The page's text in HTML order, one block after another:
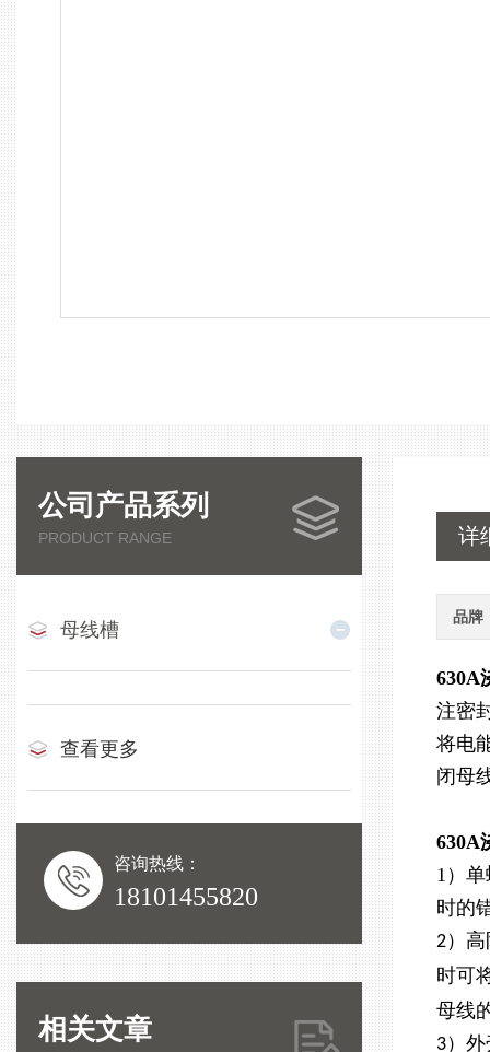
公司产品系列
PRODUCT RANGE
母线槽
查看更多
咨询热线：
18101455820
相关文章
详
品牌
630A
注密
将电
闭母
630A
1）
时的
2）
时可
母线
3）